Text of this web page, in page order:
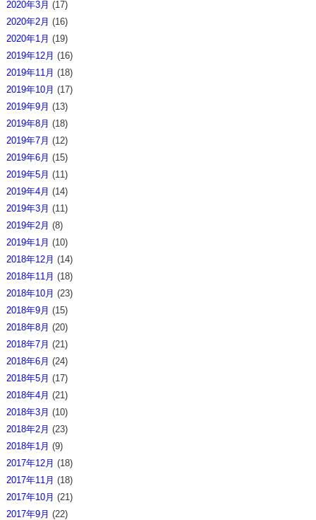
2020年3月 (17)
2020年2月 (16)
2020年1月 (19)
2019年12月 (16)
2019年11月 (18)
2019年10月 (17)
2019年9月 (13)
2019年8月 (18)
2019年7月 (12)
2019年6月 (15)
2019年5月 (11)
2019年4月 (14)
2019年3月 (11)
2019年2月 (8)
2019年1月 (10)
2018年12月 (14)
2018年11月 (18)
2018年10月 (23)
2018年9月 (15)
2018年8月 (20)
2018年7月 (21)
2018年6月 (24)
2018年5月 (17)
2018年4月 (21)
2018年3月 (10)
2018年2月 (23)
2018年1月 (9)
2017年12月 (18)
2017年11月 (18)
2017年10月 (21)
2017年9月 (22)